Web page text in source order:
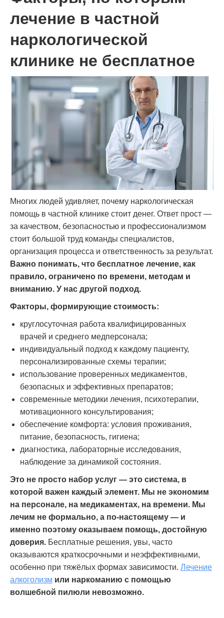
лечение в частной
наркологической
клинике не бесплатное
Многих людей удивляет, почему наркологическая
помощь в частной клинике стоит денег. Ответ прост —
за качеством, безопасностью и профессионализмом
стоит большой труд команды специалистов,
организация процесса и ответственность за результат.
Важно понимать, что бесплатное лечение, как
правило, ограничено по времени, методам и
вниманию. У нас другой подход.
Факторы, формирующие стоимость:
круглосуточная работа квалифицированных
врачей и среднего медперсонала;
индивидуальный подход к каждому пациенту,
персонализированные схемы терапии;
использование проверенных медикаментов,
безопасных и эффективных препаратов;
современные методики лечения, психотерапии,
мотивационного консультирования;
обеспечение комфорта: условия проживания,
питание, безопасность, гигиена;
диагностика, лабораторные исследования,
наблюдение за динамикой состояния.
Это не просто набор услуг — это система, в
которой важен каждый элемент. Мы не экономим
на персонале, на медикаментах, на времени. Мы
лечим не формально, а по-настоящему — и
именно поэтому оказываем помощь, достойную
доверия. Бесплатные решения, увы, часто
оказываются краткосрочными и неэффективными,
особенно при тяжёлых формах зависимости. Лечение
алкоголизм или наркоманию с помощью
волшебной пилюли невозможно.